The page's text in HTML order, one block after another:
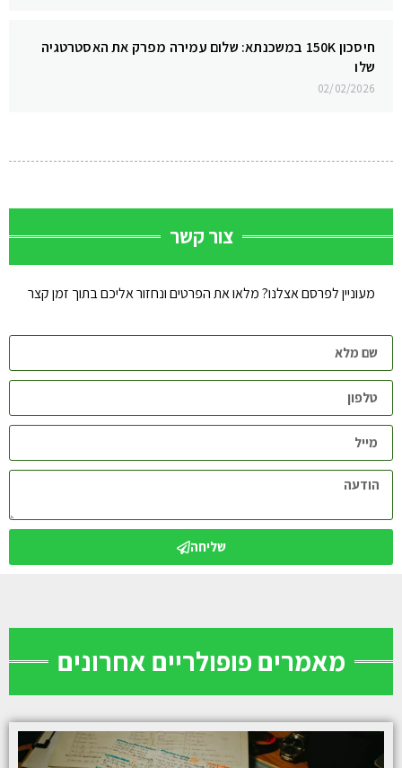
חיסכון 150K במשכנתא: שלום עמירה מפרק את האסטרטגיה
שלו
02/02/2026
צור קשר
מעוניין לפרסם אצלנו? מלאו את הפרטים ונחזור אליכם בתוך זמן קצר
שליחה
מאמרים פופולריים אחרונים